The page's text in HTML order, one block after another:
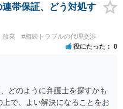
面会は出来ない。俺は携帯電
母の話は聞かなくて良い」と
食事に毒が入っている」「体
かったです。 当時の診療記
て 弁護士に面談で相談された
帯保証、どう対処す
放棄 #相続トラブルの代理交渉
役にたった 8
どのように弁護士を探すかも
で、よい解決になることをお